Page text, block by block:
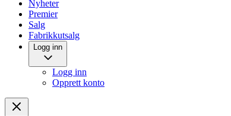
Nyheter
Premier
Salg
Fabrikkutsalg
Logg inn
Logg inn
Opprett konto